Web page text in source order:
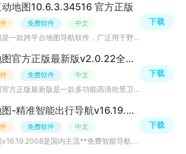
地图10.6.3.34516 官方正版
免费软件 中文
奥维地图是一款跨平台地图导航软件，广泛用于野外作业等领域。它测绘能力强，支持多坐标系，有强大地图服务
下载
子午地图官方正版最新版v2.0.22全图高清版
免费软件 中文
子午地图官方正版最新版是一款多功能高清街景卫星地图软件，APP旨在为用户提供高效、精准的地图绘制和地理数
下载
高德地图-精准智能出行导航v16.19.2008 官方正版
免费软件 中文
高德地图v16.19.2008是国内主流**免费智能导航地图软件**，适配安卓、iOS双移动端，安装包精简、运行稳定。
下载